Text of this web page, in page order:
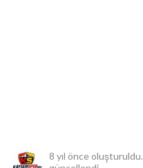
8 yıl önce oluşturuldu.